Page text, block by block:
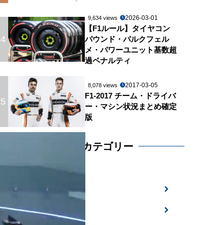
4
9,634 views 2026-03-01
【F1ルール】タイヤコン
パウンド・パルクフェル
メ・パワーユニット基数超
過ペナルティ
5
8,078 views 2017-03-05
F1-2017 チーム・ドライバ
ー・マシン状況まとめ確定
版
おすすめカテゴリー
マシンデザイン
パワーユニット